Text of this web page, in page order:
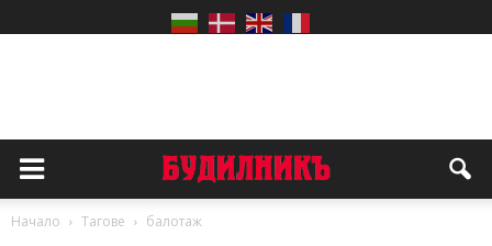
Начало Тагове балотаж